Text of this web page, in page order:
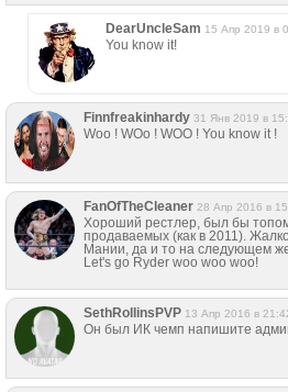
DearUncleSam 15 Апр 2019 в
You know it!
Finnfreakinhardy 31 Янв 2019 в
Woo ! WOo ! WOO ! You know it !
FanOfTheCleaner 28 Апр 2016 в
Хороший рестлер, был бы
продаваемых (как в 2011).
Мании, да и то на следующем
Let's go Ryder woo woo woo!
SethRollinsPVP 13 Апр 2016 в
Он был ИК чемп напишите